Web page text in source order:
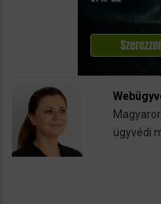
ügyvédi